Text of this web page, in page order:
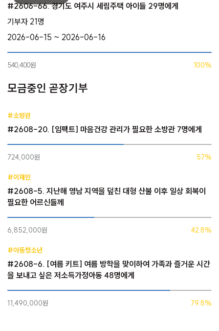
#2606-66. 경기도 여주시 세림주택 아이들 29명에게
기부자 21명
2026-06-15 ~ 2026-06-16
540,400원 100%
모금중인 곧장기부
#소방관
#2608-20. [임팩트] 마음건강 관리가 필요한 소방관 7명에게
724,000원 57%
#이재민
#2608-5. 지난해 영남 지역을 덮친 대형 산불 이후 일상 회복이
필요한 어르신들께
6,852,000원 42.8%
#아동청소년
#2608-6. [여름 키트] 여름 방학을 맞이하여 가족과 즐거운 시간
을 보내고 싶은 저소득가정아동 48명에게
11,490,000원 79.8%